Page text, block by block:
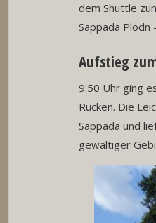
dem Shuttle
Sappada
Aufstieg
9:50 Uhr ging
Rücken. Die
Sappada und
gewaltiger